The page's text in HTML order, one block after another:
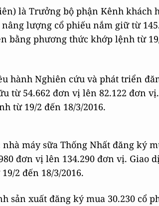
là Trưởng bộ phận Kênh khách
lượng cổ phiếu nắm giữ từ
bằng phương thức khớp lệnh từ
hành Nghiên cứu và phát triển
từ 54.662 đơn vị lên 82.122 đơn
từ 19/2 đến 18/3/2016.
máy sữa Thống Nhất đăng ký
đơn vị lên 134.290 đơn vị. Giao
2 đến 18/3/2016.
sản xuất đăng ký mua 30.230 cổ